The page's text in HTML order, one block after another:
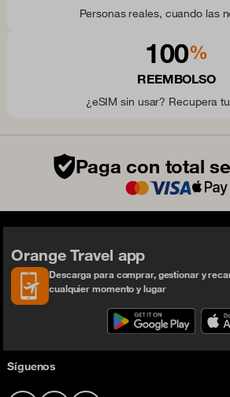
Personas reales, cuando las
100%
REEMBOLSO
¿eSIM sin usar? Recupera
Paga con total
Orange Travel app
Descarga para comprar, gestionar y
cualquier momento y lugar
Síguenos